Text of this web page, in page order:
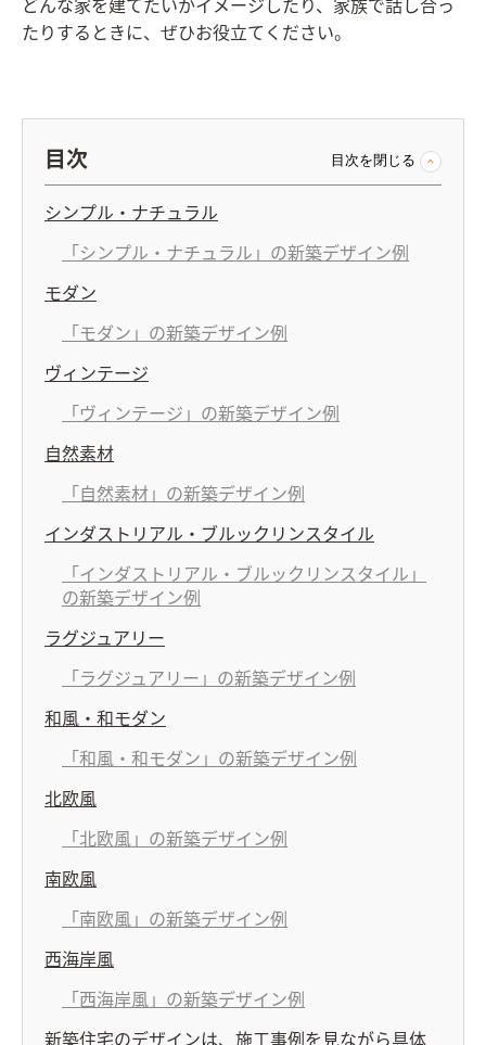
どんな家を建てたいかイメージしたり、家族で話し合っ
たりするときに、ぜひお役立てください。
目次 目次を閉じる
シンプル・ナチュラル
「シンプル・ナチュラル」の新築デザイン例
モダン
「モダン」の新築デザイン例
ヴィンテージ
「ヴィンテージ」の新築デザイン例
自然素材
「自然素材」の新築デザイン例
インダストリアル・ブルックリンスタイル
「インダストリアル・ブルックリンスタイル」
の新築デザイン例
ラグジュアリー
「ラグジュアリー」の新築デザイン例
和風・和モダン
「和風・和モダン」の新築デザイン例
北欧風
「北欧風」の新築デザイン例
南欧風
「南欧風」の新築デザイン例
西海岸風
「西海岸風」の新築デザイン例
新築住宅のデザインは、施工事例を見ながら具体